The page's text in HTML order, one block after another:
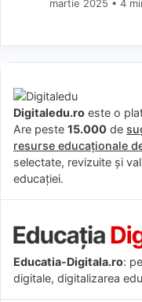
martie 2025 • 4
Digitaledu.ro este o
Are peste 15.000 de
resurse educaționale
selectate, revizuite și
educației.
Educatia-Digitala.ro:
digitale, digitalizarea